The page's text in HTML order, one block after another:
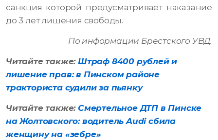
санкция которой предусматривает наказание
до 3 лет лишения свободы.
По информации Брестского УВД.
Читайте также:Штраф 8400 рублей и
лишение прав: в Пинском районе
тракториста судили за пьянку
Читайте также: Смертельное ДТП в Пинске
на Жолтовского: водитель Audi сбила
женщину на «зебре»